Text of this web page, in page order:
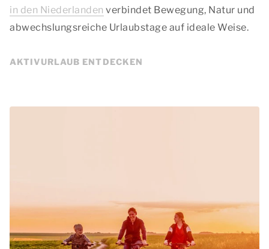
in den Niederlanden verbindet Bewegung, Natur und
abwechslungsreiche Urlaubstage auf ideale Weise.
AKTIVURLAUB ENTDECKEN